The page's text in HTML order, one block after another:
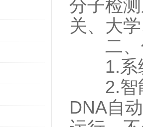
分子检
关、大
二、
1.系统
2.智能
DNA自